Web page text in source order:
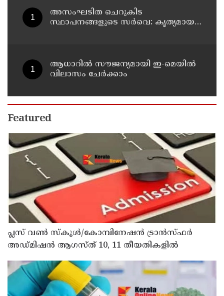
അസംഘടിത ചെറുകിട
സ്ഥാപനങ്ങളുടെ സർവെ: കൃത്യമായ
ആധാറിൽ സൗജന്യമായി ഇ-മെയിൽ
വിലാസം ചേർക്കാം
Featured
പ്ലസ് വൺ സ്‌കൂൾ/കോമ്പിനേഷൻ ട്രാൻസ്ഫർ
അഡ്മിഷൻ ആഗസ്ത് 10, 11 തീയതികളിൽ